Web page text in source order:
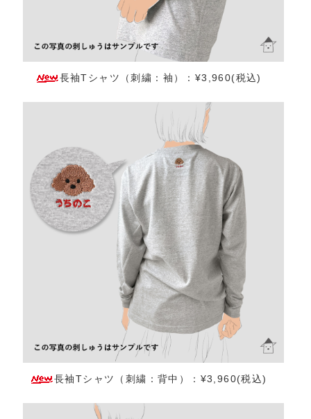
長袖Tシャツ（刺繍：袖）：¥3,960(税込)
長袖Tシャツ（刺繍：背中）：¥3,960(税込)